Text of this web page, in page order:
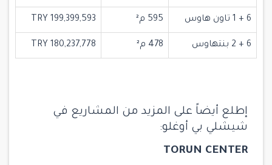
6 + 1 تاون هاوس 595 م² 199,399,593 TRY
6 + 2 بنتهاوس 478 م² 180,237,778 TRY
إطلع أيضاً على المزيد من المشاريع في
شيشلي بي أوغلو:
TORUN CENTER